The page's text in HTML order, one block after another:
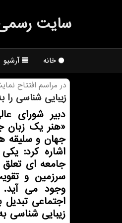
سایت
خانه آرشیو
در مراسم افتتاح
زیبایی شناسی را
دبیر شورای
«هنر یک زبان
جهان و سلیقه
اشاره کرد:
جامعه ای
سرزمین و
وجود می
اجتماعی
زیبایی شناسی